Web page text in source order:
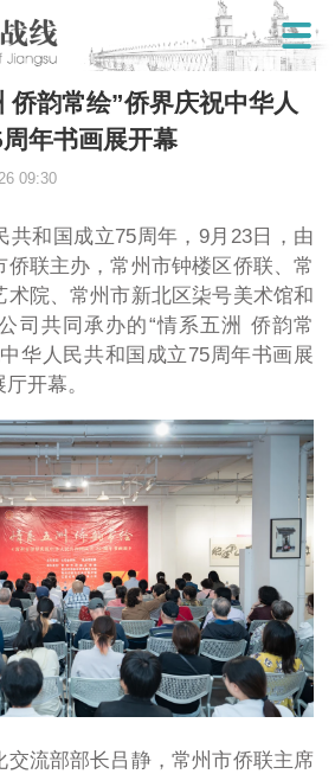
侨韵常绘”侨界庆祝中华人
年书画展开幕
09:30
共和国成立75周年， 9月 23日，由
侨联主办，常州市钟楼区侨联、常
术院、常州市新北区柒号美术馆和
司共同承办的“情系五洲 侨韵常
华人民共和国成立75周年书画展
开幕。
交流部部长吕静，常州市侨联主席